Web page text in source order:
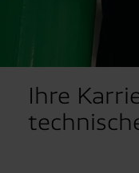
Ihre